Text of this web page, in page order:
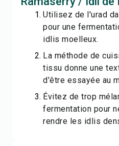
Utilisez de l'urad
pour une
idlis moelleux.
La méthode de
tissu donne une
d'être essayée au
Évitez de trop
fermentation pour
rendre les idlis